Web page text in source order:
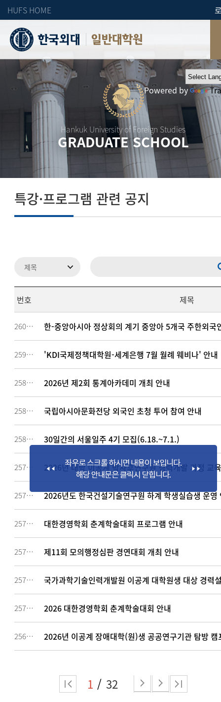
HUFS HOME
일반대학원
Hankuk University of Foreign Studies
GRADUATE SCHOOL
Powered by
특강·프로그램 관련 공지
번호 제목
260614 한-중앙아시아 정상회의 계기 중앙아 5개국 주한외국
259572 'KDI국제정책대학원-세계은행 7월 월례 웨비나' 안내
258898 2026년 제2회 통계아카데미 개최 안내
258726 국립아시아문화전당 외국인 초청 투어 참여 안내
258021 30일간의 서울일주 4기 모집(6.18.~7.1.)
257927 2026년 대학 이공계 박사후연구원 경력개발 과정 교
257910 2026년도 한국건설기술연구원 하계 학생실습생 운
257818 대한경영학회 춘계학술대회 프로그램 안내
257712 제11회 모의행정심판 경연대회 개최 안내
257391 국가과학기술인력개발원 이공계 대학원생 대상 경력
257085 2026 대한경영학회 춘계학술대회 안내
256906 2026년 이공계 장애대학(원)생 공공연구기관 탐방 캠
1 32